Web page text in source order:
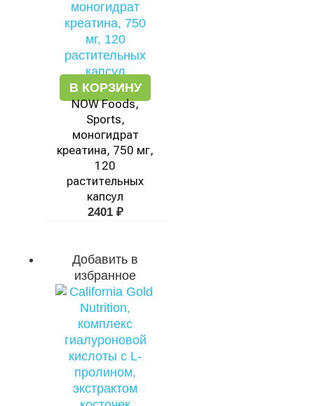
В КОРЗИНУ
NOW Foods,
Sports,
моногидрат
креатина, 750 мг,
120
растительных
капсул
2401 ₽
Добавить в
избранное